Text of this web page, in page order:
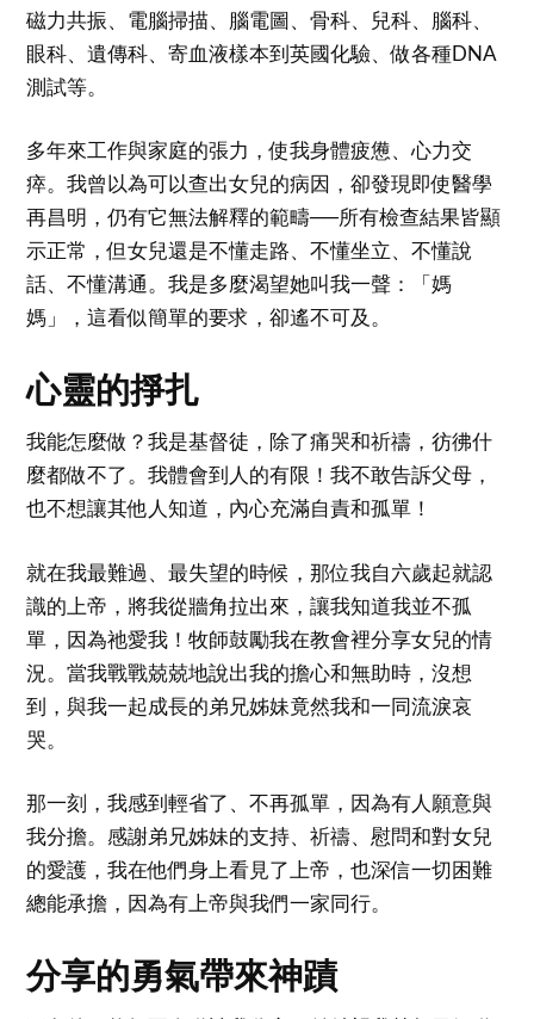
磁力共振、電腦掃描、腦電圖、骨科、兒科、腦科、
眼科、遺傳科、寄血液樣本到英國化驗、做各種DNA
測試等。
多年來工作與家庭的張力，使我身體疲憊、心力交
瘁。我曾以為可以查出女兒的病因，卻發現即使醫學
再昌明，仍有它無法解釋的範疇──所有檢查結果皆顯
示正常，但女兒還是不懂走路、不懂坐立、不懂說
話、不懂溝通。我是多麼渴望她叫我一聲：「媽
媽」，這看似簡單的要求，卻遙不可及。
心靈的掙扎
我能怎麼做？我是基督徒，除了痛哭和祈禱，彷彿什
麼都做不了。我體會到人的有限！我不敢告訴父母，
也不想讓其他人知道，內心充滿自責和孤單！
就在我最難過、最失望的時候，那位我自六歲起就認
識的上帝，將我從牆角拉出來，讓我知道我並不孤
單，因為祂愛我！牧師鼓勵我在教會裡分享女兒的情
況。當我戰戰兢兢地說出我的擔心和無助時，沒想
到，與我一起成長的弟兄姊妹竟然我和一同流淚哀
哭。
那一刻，我感到輕省了、不再孤單，因為有人願意與
我分擔。感謝弟兄姊妹的支持、祈禱、慰問和對女兒
的愛護，我在他們身上看見了上帝，也深信一切困難
總能承擔，因為有上帝與我們一家同行。
分享的勇氣帶來神蹟